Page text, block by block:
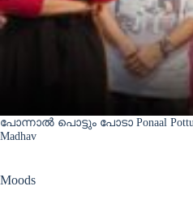
പോന്നാൽ പൊട്ടും പോടാ Ponaal
Madhav
Moods